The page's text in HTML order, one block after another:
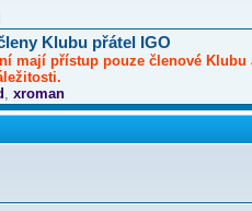
Klubu přátel IGO
mají přístup pouze členové Klubu
xroman